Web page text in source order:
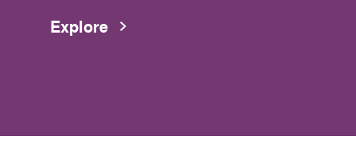
Explore